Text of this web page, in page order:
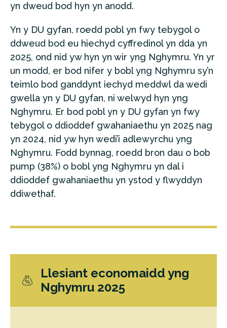
yn dweud bod hyn yn anodd.
Yn y DU gyfan, roedd pobl yn fwy tebygol o
ddweud bod eu hiechyd cyffredinol yn dda yn
2025, ond nid yw hyn yn wir yng Nghymru. Yn yr
un modd, er bod nifer y bobl yng Nghymru sy’n
teimlo bod ganddynt iechyd meddwl da wedi
gwella yn y DU gyfan, ni welwyd hyn yng
Nghymru. Er bod pobl yn y DU gyfan yn fwy
tebygol o ddioddef gwahaniaethu yn 2025 nag
yn 2024, nid yw hyn wedi’i adlewyrchu yng
Nghymru. Fodd bynnag, roedd bron dau o bob
pump (38%) o bobl yng Nghymru yn dal i
ddioddef gwahaniaethu yn ystod y flwyddyn
ddiwethaf.
Llesiant economaidd yng
Nghymru 2025